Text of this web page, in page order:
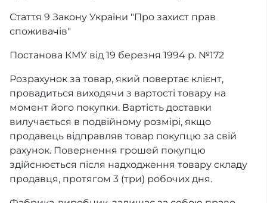
Стаття 9 Закону України "Про захист прав
споживачів"
Постанова КМУ від 19 березня 1994 р. №172
Розрахунок за товар, який повертає клієнт,
провадиться виходячи з вартості товару на
момент його покупки. Вартість доставки
вилучається в подвійному розмірі, якщо
продавець відправляв товар покупцю за свій
рахунок. Повернення грошей покупцю
здійснюється після надходження товару складу
продавця, протягом 3 (три) робочих дня.